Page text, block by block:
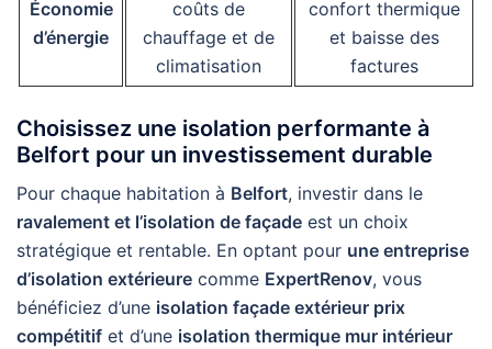
Économie
d’énergie
coûts de
chauffage et de
climatisation
confort thermique
et baisse des
factures
Choisissez une isolation performante à
Belfort pour un investissement durable
Pour chaque habitation à Belfort, investir dans le
ravalement et l’isolation de façade est un choix
stratégique et rentable. En optant pour une entreprise
d’isolation extérieure comme ExpertRenov, vous
bénéficiez d’une isolation façade extérieur prix
compétitif et d’une isolation thermique mur intérieur